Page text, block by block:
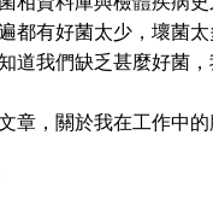
都有好菌太少，壞菌
道我們缺乏甚麼好菌
，關於我在工作中的